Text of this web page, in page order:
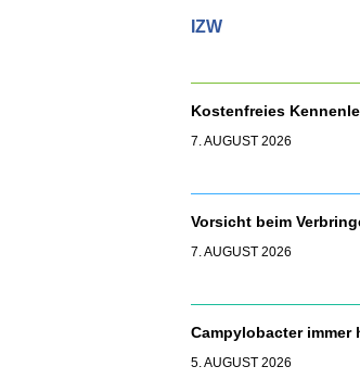
IZW
Kostenfreies
7. AUGUST 2026
Vorsicht beim
7. AUGUST 2026
Campylobacter immer
5. AUGUST 2026